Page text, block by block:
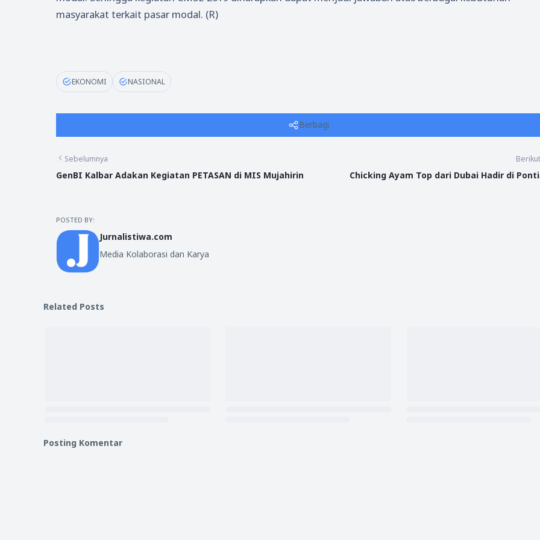
masyarakat terkait pasar modal. (R)
EKONOMI NASIONAL
Berbagi
Sebelumnya
GenBI Kalbar Adakan Kegiatan PETASAN di MIS Mujahirin Chicking Ayam Top dari Dubai Hadir di
POSTED BY:
Jurnalistiwa.com
Media Kolaborasi dan Karya
Related Posts
Posting Komentar